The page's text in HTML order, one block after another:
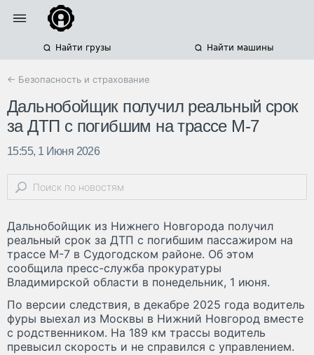
Найти грузы Найти машины
← Безопасность и страхование
Дальнобойщик получил реальный срок
за ДТП с погибшим на трассе М-7
15:55, 1 Июня 2026
Дальнобойщик из Нижнего Новгорода получил
реальный срок за ДТП с погибшим пассажиром на
трассе М-7 в Судогодском районе. Об этом
сообщила пресс-служба прокуратуры
Владимирской области в понедельник, 1 июня.
По версии следствия, в декабре 2025 года водитель
фуры выехал из Москвы в Нижний Новгород вместе
с родственником. На 189 км трассы водитель
превысил скорость и не справился с управлением.